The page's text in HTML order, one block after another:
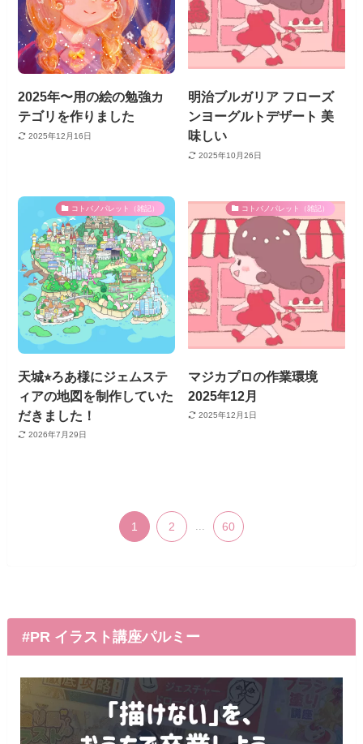
2025年〜用の絵の勉強カ
テゴリを作りました
2025年12月16日
明治ブルガリア フローズ
ンヨーグルトデザート 美
味しい
2025年10月26日
コトバノパレット（雑記）
天城⭐︎ろあ様にジェムステ
ィアの地図を制作していた
だきました！
2026年7月29日
コトバノパレット（雑記）
マジカプロの作業環境
2025年12月
2025年12月1日
1 2 60
#PR イラスト講座パルミー